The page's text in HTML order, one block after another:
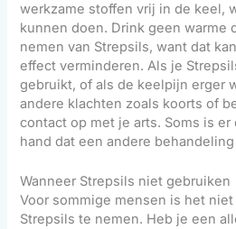
werkzame stoffen vrij in de keel,
kunnen doen. Drink geen warme
nemen van Strepsils, want dat
effect verminderen. Als je
gebruikt, of als de keelpijn erger
andere klachten zoals koorts of
contact op met je arts. Soms is er
hand dat een andere
Wanneer Strepsils niet gebruiken
Voor sommige mensen is het
Strepsils te nemen. Heb je een